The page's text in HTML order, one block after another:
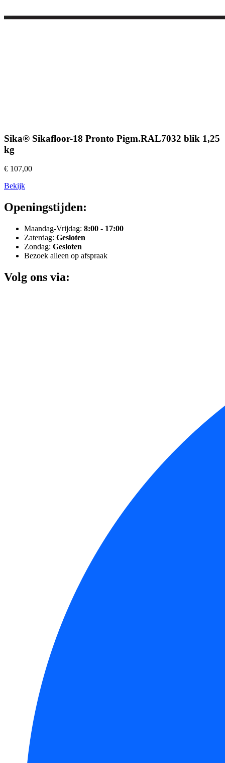
Sika® Sikafloor-18 Pronto Pigm.RAL7032 blik 1,25
kg
€ 107,00
Bekijk
Openingstijden:
Maandag-Vrijdag: 8:00 - 17:00
Zaterdag: Gesloten
Zondag: Gesloten
Bezoek alleen op afspraak
Volg ons via: